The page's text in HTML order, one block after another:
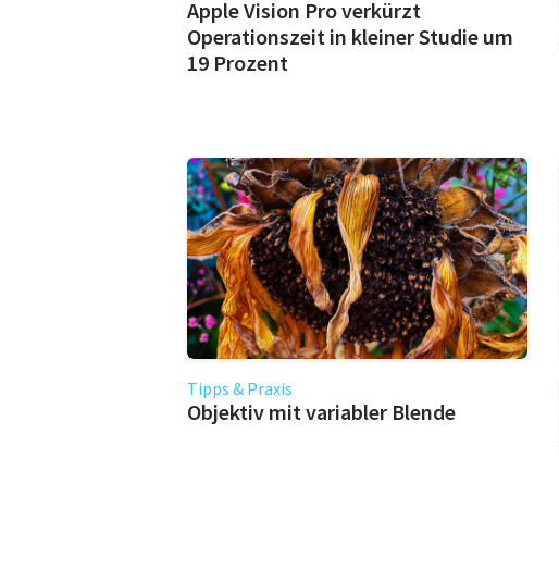
Apple Vision Pro verkürzt
Operationszeit in kleiner Studie um
19 Prozent
Tipps & Praxis
Objektiv mit variabler Blende